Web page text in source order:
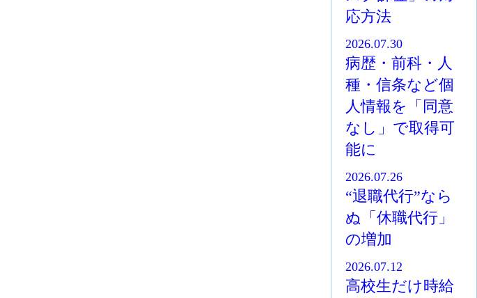
応方法
2026.07.30
病歴・前科・人
種・信条など個
人情報を「同意
なし」で取得可
能に
2026.07.26
“退職代行”なら
ぬ「休職代行」
の増加
2026.07.12
高校生だけ時給